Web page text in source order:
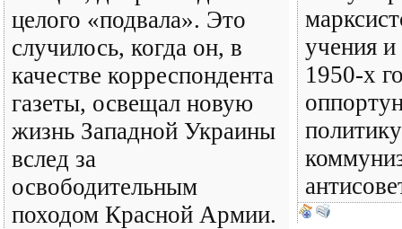
целого «подвала». Это
случилось, когда он, в
качестве корреспондента
газеты, освещал новую
жизнь Западной Украины
вслед за
освободительным
походом Красной Армии.
учения
1950-х